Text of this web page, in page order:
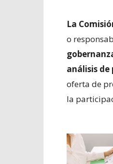
La
o
análisis
oferta de
la